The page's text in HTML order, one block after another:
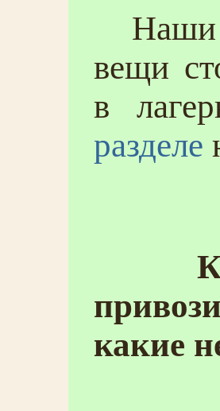
Наши
вещи
в
разделе
какие